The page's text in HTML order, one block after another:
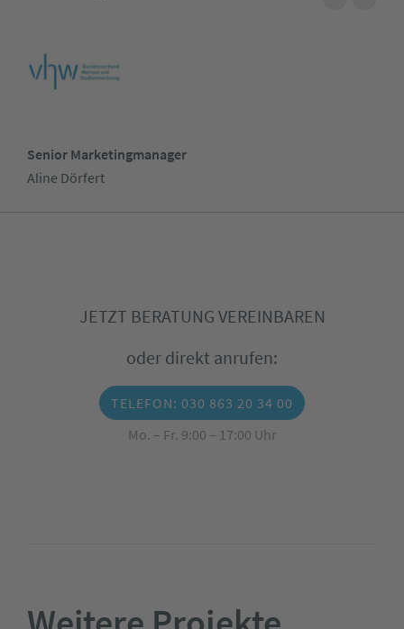
Senior Marketingmanager
Aline Dörfert
JETZT BERATUNG VEREINBAREN
oder direkt anrufen:
TELEFON: 030 863 20 34 00
Mo. – Fr. 9:00 – 17:00 Uhr